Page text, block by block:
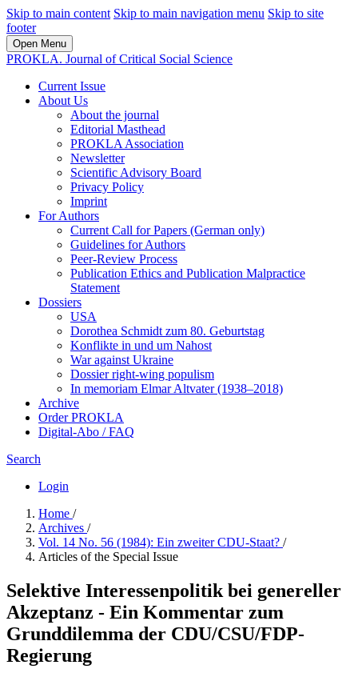
Skip to main content Skip to main navigation menu Skip to site
footer
Open Menu
PROKLA. Journal of Critical Social Science
Current Issue
About Us
About the journal
Editorial Masthead
PROKLA Association
Newsletter
Scientific Advisory Board
Privacy Policy
Imprint
For Authors
Current Call for Papers (German only)
Guidelines for Authors
Peer-Review Process
Publication Ethics and Publication Malpractice
Statement
Dossiers
USA
Dorothea Schmidt zum 80. Geburtstag
Konflikte in und um Nahost
War against Ukraine
Dossier right-wing populism
In me­mo­ri­am Elmar Altvater (1938–2018)
Archive
Order PROKLA
Digital-Abo / FAQ
Search
Login
Home /
Archives /
Vol. 14 No. 56 (1984): Ein zweiter CDU-Staat? /
Articles of the Special Issue
Selektive Interessenpolitik bei genereller
Akzeptanz - Ein Kommentar zum
Grunddilemma der CDU/CSU/FDP-
Regierung